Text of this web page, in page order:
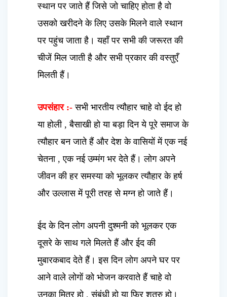
स्थान पर जाते हैं जिसे जो चाहिए होता है वो
उसको खरीदने के लिए उसके मिलने वाले स्थान
पर पहुंच जाता है। यहाँ पर सभी की जरूरत की
चीजें मिल जाती है और सभी प्रकार की वस्तुएँ
मिलती हैं।
उपसंहार :- सभी भारतीय त्यौहार चाहे वो ईद हो
या होली , बैसाखी हो या बड़ा दिन ये पूरे समाज के
त्यौहार बन जाते हैं और देश के वासियों में एक नई
चेतना , एक नई उम्मंग भर देते हैं। लोग अपने
जीवन की हर समस्या को भूलकर त्यौहार के हर्ष
और उल्लास में पूरी तरह से मग्न हो जाते हैं।
ईद के दिन लोग अपनी दुश्मनी को भूलकर एक
दूसरे के साथ गले मिलते हैं और ईद की
मुबारकबाद देते हैं। इस दिन लोग अपने घर पर
आने वाले लोगों को भोजन करवाते हैं चाहे वो
उनका मित्र हो , संबंधी हो या फिर शत्रु हो।